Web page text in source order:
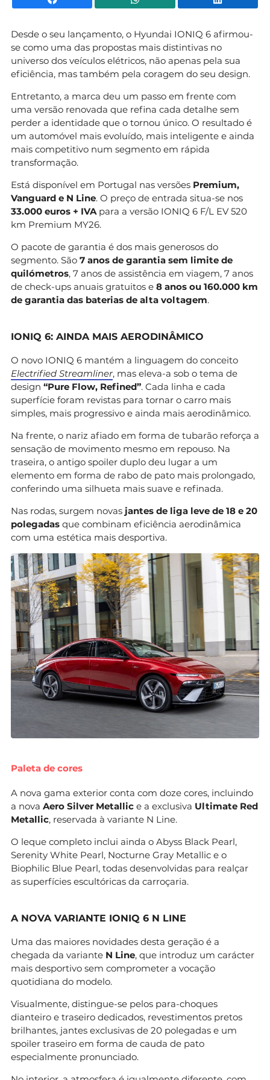
Desde o seu lançamento, o Hyundai IONIQ 6 afirmou-
se como uma das propostas mais distintivas no
universo dos veículos elétricos, não apenas pela sua
eficiência, mas também pela coragem do seu design.
Entretanto, a marca deu um passo em frente com
uma versão renovada que refina cada detalhe sem
perder a identidade que o tornou único. O resultado é
um automóvel mais evoluído, mais inteligente e ainda
mais competitivo num segmento em rápida
transformação.
Está disponível em Portugal nas versões Premium,
Vanguard e N Line. O preço de entrada situa-se nos
33.000 euros + IVA para a versão IONIQ 6 F/L EV 520
km Premium MY26.
O pacote de garantia é dos mais generosos do
segmento. São 7 anos de garantia sem limite de
quilómetros, 7 anos de assistência em viagem, 7 anos
de check-ups anuais gratuitos e 8 anos ou 160.000 km
de garantia das baterias de alta voltagem.
IONIQ 6: AINDA MAIS AERODINÂMICO
O novo IONIQ 6 mantém a linguagem do conceito
Electrified Streamliner, mas eleva-a sob o tema de
design “Pure Flow, Refined”. Cada linha e cada
superfície foram revistas para tornar o carro mais
simples, mais progressivo e ainda mais aerodinâmico.
Na frente, o nariz afiado em forma de tubarão reforça a
sensação de movimento mesmo em repouso. Na
traseira, o antigo spoiler duplo deu lugar a um
elemento em forma de rabo de pato mais prolongado,
conferindo uma silhueta mais suave e refinada.
Nas rodas, surgem novas jantes de liga leve de 18 e 20
polegadas que combinam eficiência aerodinâmica
com uma estética mais desportiva.
Paleta de cores
A nova gama exterior conta com doze cores, incluindo
a nova Aero Silver Metallic e a exclusiva Ultimate Red
Metallic, reservada à variante N Line.
O leque completo inclui ainda o Abyss Black Pearl,
Serenity White Pearl, Nocturne Gray Metallic e o
Biophilic Blue Pearl, todas desenvolvidas para realçar
as superfícies escultóricas da carroçaria.
A NOVA VARIANTE IONIQ 6 N LINE
Uma das maiores novidades desta geração é a
chegada da variante N Line, que introduz um carácter
mais desportivo sem comprometer a vocação
quotidiana do modelo.
Visualmente, distingue-se pelos para-choques
dianteiro e traseiro dedicados, revestimentos pretos
brilhantes, jantes exclusivas de 20 polegadas e um
spoiler traseiro em forma de cauda de pato
especialmente pronunciado.